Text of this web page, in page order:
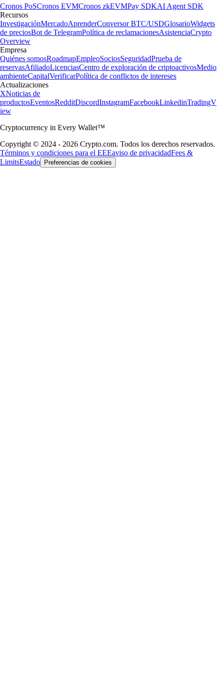
Cronos PoSCronos EVMCronos zkEVMPay SDKAI Agent SDK
Recursos
InvestigaciónMercadoAprenderConversor BTC/USDGlosarioWidgets
de preciosBot de TelegramPolítica de reclamacionesAsistenciaCrypto
Overview
Empresa
Quiénes somosRoadmapEmpleoSociosSeguridadPrueba de
reservasAfiliadoLicenciasCentro de exploración de criptoactivosMedio
ambienteCapitalVerificarPolítica de conflictos de intereses
Actualizaciones
XNoticias de
productosEventosRedditDiscordInstagramFacebookLinkedinTradingV
iew
Cryptocurrency in Every Wallet™
Copyright © 2024 - 2026 Crypto.com. Todos los derechos reservados.
Términos y condiciones para el EEEaviso de privacidadFees &
LimitsEstado Preferencias de cookies